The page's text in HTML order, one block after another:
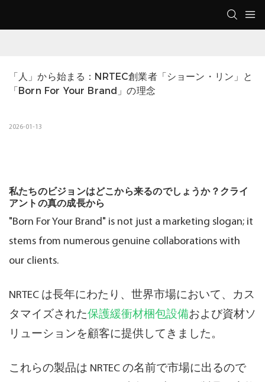
「人」から始まる：NRTEC創業者「ショーン・リン」と
「Born For Your Brand」の理念
2026-01-13
私たちのビジョンはどこから来るのでしょうか？クライ
アントの真の成長から
"Born For Your Brand" is not just a marketing slogan; it
stems from numerous genuine collaborations with
our clients.
NRTEC は長年にわたり、世界市場において、カス
タマイズされた保護緩衝材梱包設備および資材ソ
リューションを顧客に提供してきました。
これらの製品は NRTEC の名前で市場に出るので